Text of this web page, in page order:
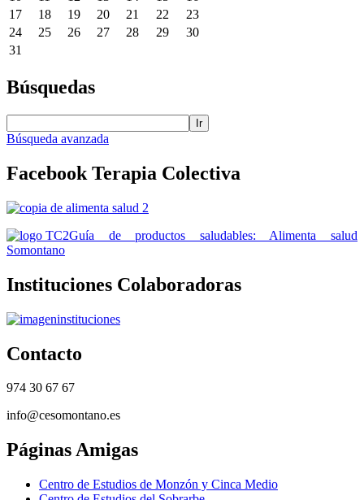
17
18 19 20 21 22
23
24
25 26 27 28 29
30
31
Búsquedas
Ir
Búsqueda avanzada
Facebook Terapia Colectiva
Guía de productos saludables: Alimenta salud
Somontano
Instituciones Colaboradoras
Contacto
974 30 67 67
info@cesomontano.es
PáginasAmigas
Centro de Estudios de Monzón y Cinca Medio